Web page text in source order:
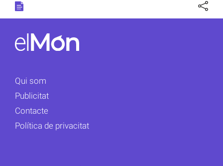
Qui som
Publicitat
Contacte
Política de privacitat